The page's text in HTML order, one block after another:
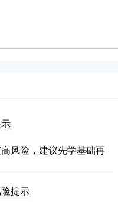
风险，建议先学基础再
提示